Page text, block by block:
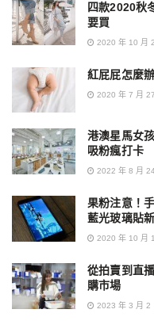
四款2020
要買
2020 年 10 月
紅屁屁怎麼
2020 年 7 月
港澳星馬女
吸粉瘋打卡
2022 年 8 月
果粉注意！
藍光玻璃貼
2020 年 10 月
從拍賣到直
購市場
2023 年 3 月 2